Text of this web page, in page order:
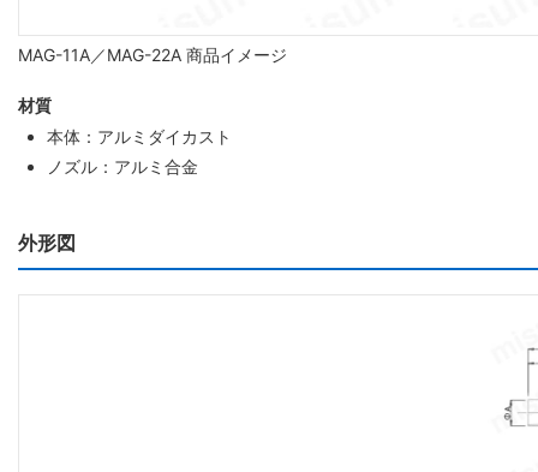
MAG-11A／MAG-22A 商品イメージ
材質
本体：アルミダイカスト
ノズル：アルミ合金
外形図